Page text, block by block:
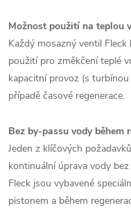
Možnost použití na teplou
Každý mosazný ventil
použití pro změkčení teplé
kapacitní provoz (s
případě časové regenerace.
Bez by-passu vody během
Jeden z klíčových
kontinuální úprava vody
Fleck jsou vybavené
pistonem a během